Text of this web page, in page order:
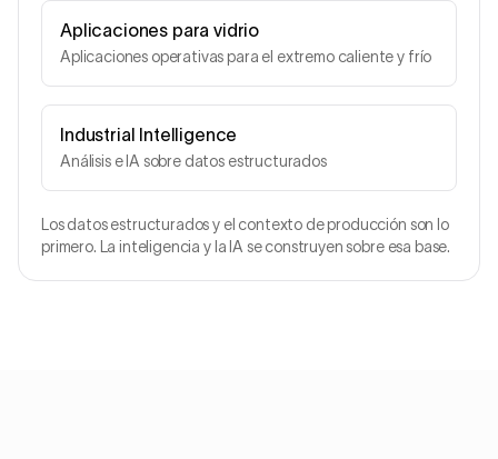
Aplicaciones para vidrio
Aplicaciones operativas para el extremo caliente y frío
Industrial Intelligence
Análisis e IA sobre datos estructurados
Los datos estructurados y el contexto de producción son lo
primero. La inteligencia y la IA se construyen sobre esa base.